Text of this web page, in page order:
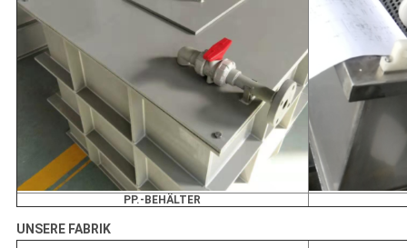
PP.-BEHÄLTER
UNSERE FABRIK